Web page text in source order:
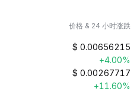
价格 & 24 小时涨跌
$ 0.00656215
+4.00%
$ 0.00267717
+11.60%